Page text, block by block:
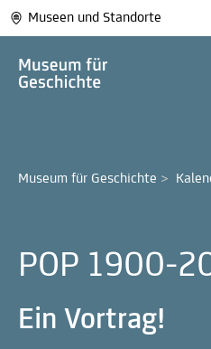
Museen und Standorte
Museum für Geschichte >
POP 1900-
Ein Vortrag!